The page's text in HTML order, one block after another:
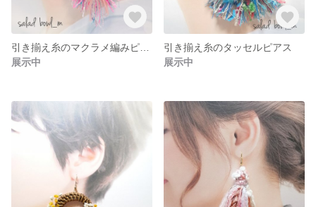
展示中
引き揃え糸のタッセルピアス
展示中